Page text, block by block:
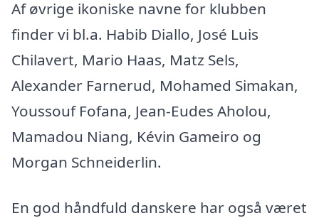
Af øvrige ikoniske navne for klubben
finder vi bl.a. Habib Diallo, José Luis
Chilavert, Mario Haas, Matz Sels,
Alexander Farnerud, Mohamed Simakan,
Youssouf Fofana, Jean-Eudes Aholou,
Mamadou Niang, Kévin Gameiro og
Morgan Schneiderlin.
En god håndfuld danskere har også været